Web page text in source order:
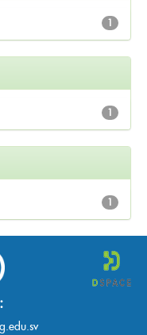
1
1
1